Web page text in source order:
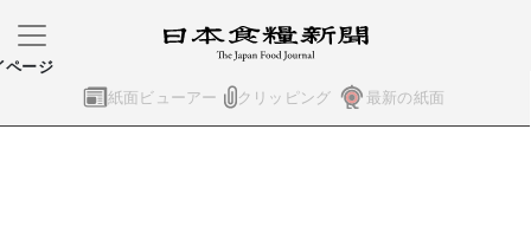
紙面ビューアー クリッピング 最新の紙面
ページ